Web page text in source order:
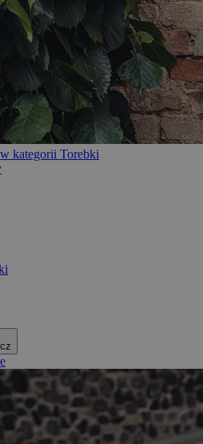
kategorii Torebki